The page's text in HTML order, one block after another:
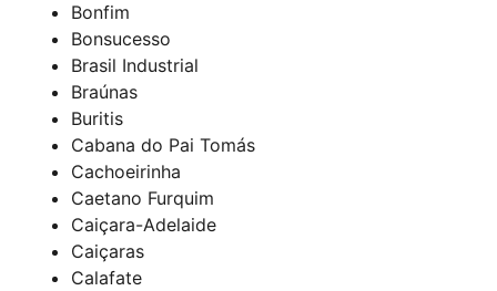
Bonfim
Bonsucesso
Brasil Industrial
Braúnas
Buritis
Cabana do Pai Tomás
Cachoeirinha
Caetano Furquim
Caiçara-Adelaide
Caiçaras
Calafate